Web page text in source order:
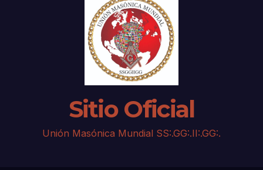
Sitio Oficial
Unión Masónica Mundial SS:.GG:.II:.GG:.